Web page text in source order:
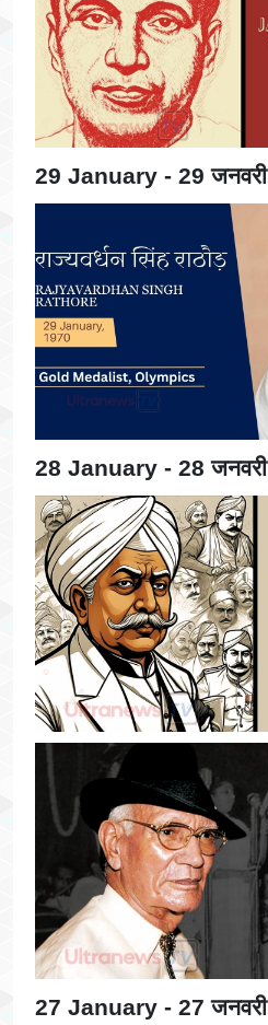
29 January - 29 जनवरी
28 January - 28 जनवरी
27 January - 27 जनवरी